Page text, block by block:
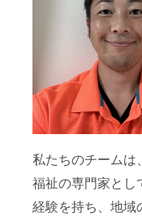
私たちのチームは
福祉の専門家とし
経験を持ち、地域